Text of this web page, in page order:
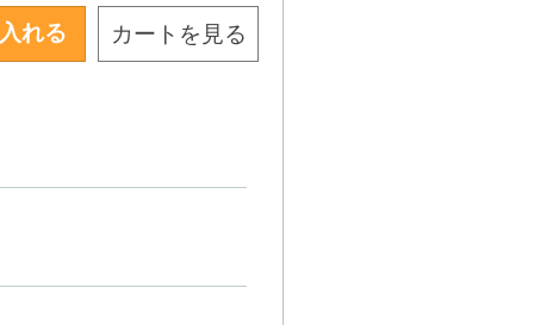
カートを見る